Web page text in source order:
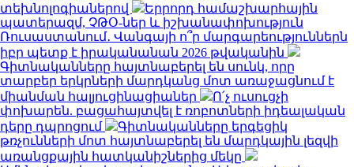
տեխնոլոգիաներով
Երրորդ համաշխարհային
պատերազմ, ՉԹՕ-ներ և իշխանափոխություն
Ռուսաստանում․ Վանգայի ո՞ր մարգարեություններն
իբր պետք է իրականանան 2026 թվականին
Գիտնականները հայտնաբերել են սունկ, որը
տարբեր երկրների մարդկանց մոտ առաջացնում է
միանման հալյուցինացիաներ
Ո՛չ ուսուցչի
փոխարեն. բացահայտվել է ռոբոտների իդեալական
դերը դպրոցում
Գիտնականները երգեցիկ
թռչունների մոտ հայտնաբերել են մարդկային լեզվի
առանցքային հատկանիշներից մեկը